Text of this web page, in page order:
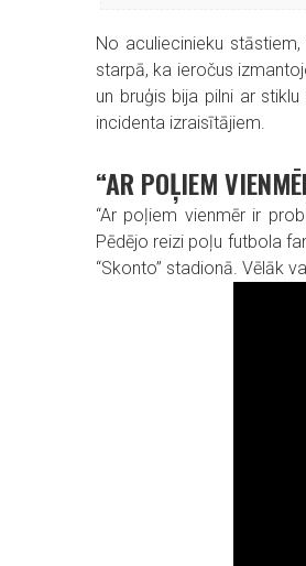
No aculiecinieku
starpā, ka ieročus
un bruģis bija pilni ar
incidenta izraisītājiem.
“AR POĻIEM
“Ar poļiem vienmēr ir
Pēdējo reizi poļu futbola
“Skonto” stadionā. Vēlāk